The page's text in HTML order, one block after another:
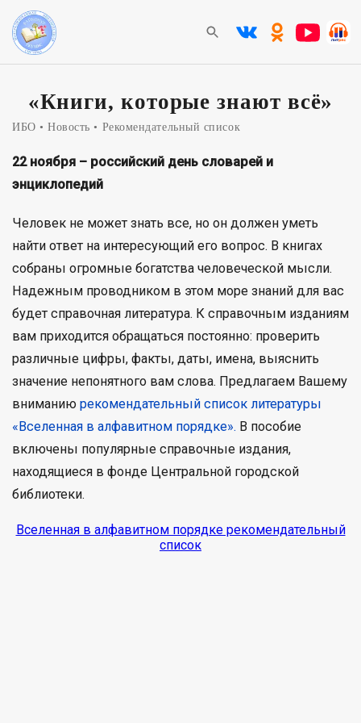
«Книги, которые знают всё»
ИБО Новость Рекомендательный список
22 ноября – российский день словарей и
энциклопедий
Человек не может знать все, но он должен уметь
найти ответ на интересующий его вопрос. В книгах
собраны огромные богатства человеческой мысли.
Надежным проводником в этом море знаний для вас
будет справочная литература. К справочным изданиям
вам приходится обращаться постоянно: проверить
различные цифры, факты, даты, имена, выяснить
значение непонятного вам слова. Предлагаем Вашему
вниманию рекомендательный список литературы
«Вселенная в алфавитном порядке». В пособие
включены популярные справочные издания,
находящиеся в фонде Центральной городской
библиотеки.
Вселенная в алфавитном порядке рекомендательный
список